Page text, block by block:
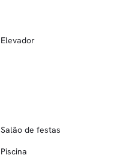
Elevador
Salão de festas
Piscina